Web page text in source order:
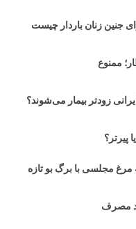
جنین زنان باردار چیست
ممنوع
زودتر بیمار می‌شوند؟
پیرتر؟
مجلسی با برگ بو تازه
مصرف